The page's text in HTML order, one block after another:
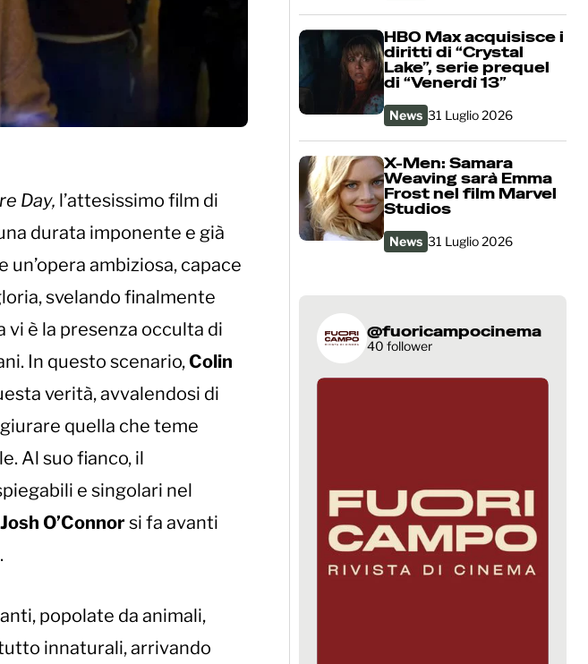
Day, l’attesissimo film di
durata imponente e già
ambiziosa, capace
svelando finalmente
è la presenza occulta di
In questo scenario,Colin
verità, avvalendosi di
quella che teme
Al suo fianco, il
e singolari nel
Josh O’Connor si fa avanti
popolate da animali,
innaturali, arrivando
HBO Max acquisisce i
diritti di “Crystal
Lake”, serie prequel
di “Venerdì 13”
News 31 Luglio 2026
X-Men: Samara
Weaving sarà Emma
Frost nel film Marvel
Studios
News 31 Luglio 2026
@fuoricampocinema
40 follower